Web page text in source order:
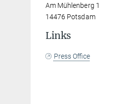
Am Mühlenberg 1
14476 Potsdam
Links
Press Office